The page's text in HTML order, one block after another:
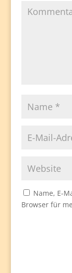
Name, E-
Browser für